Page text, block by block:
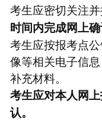
考生应密切关注
时间内完成网上确
考生应按报考点
像等相关电子信
补充材料。
考生应对本人网
认。